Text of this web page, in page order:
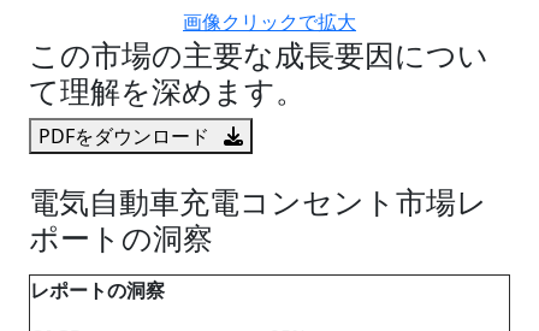
画像クリックで拡大
この市場の主要な成長要因につい
て理解を深めます。
PDFをダウンロード
電気自動車充電コンセント市場レ
ポートの洞察
レポートの洞察